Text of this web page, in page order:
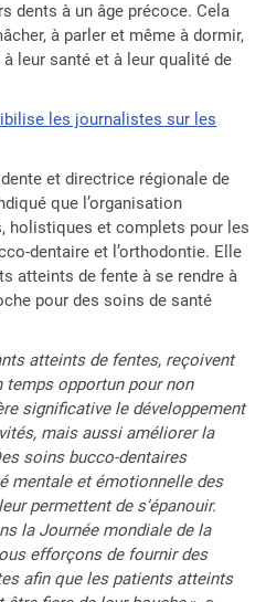
dents à un âge précoce. Cela
à parler et même à dormir,
leur santé et à leur qualité de
les journalistes sur les
et directrice régionale de
que l’organisation
holistiques et complets pour les
dentaire et l’orthodontie. Elle
atteints de fente à se rendre à
pour des soins de santé
atteints de fentes, reçoivent
temps opportun pour non
significative le développement
mais aussi améliorer la
soins bucco-dentaires
mentale et émotionnelle des
permettent de s’épanouir.
la Journée mondiale de la
efforçons de fournir des
afin que les patients atteints